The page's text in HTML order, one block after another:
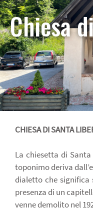
Chiesa
CHIESA DI SANTA
La chiesetta di
toponimo deriva
dialetto che significa
presenza di un
venne demolito nel